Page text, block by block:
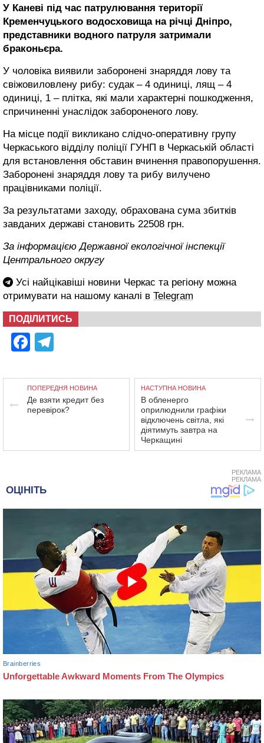
У Каневі під час патрулювання території
Кременчуцького водосховища на річці Дніпро,
представники водного патруля затримали
браконьєра.
У чоловіка виявили заборонені знаряддя лову та
свіжовиловлену рибу: судак – 4 одиниці, лящ – 4
одиниці, 1 – плітка, які мали характерні пошкодження,
спричиненні унаслідок забороненого лову.
На місце події викликано слідчо-оперативну групу
Черкаського відділу поліції ГУНП в Черкаській області
для встановлення обставин вчинення правопорушення.
Заборонені знаряддя лову та рибу вилучено
працівниками поліції.
За результатами заходу, обрахована сума збитків
завданих державі становить 22508 грн.
За інформацією Державної екологічної інспекції
Центрального округу
Усі найцікавіші новини Черкас та регіону можна
отримувати на нашому каналі в Telegram
ПОДІЛИТИСЬ
Facebook
ПОПЕРЕДНЯ НОВИНА
Де взяти кредит без
перевірок?
НАСТУПНА НОВИНА
В обленерго
оприлюднили графіки
відключень світла, які
діятимуть завтра на
Черкащині
РЕКЛАМА
РЕКЛАМА